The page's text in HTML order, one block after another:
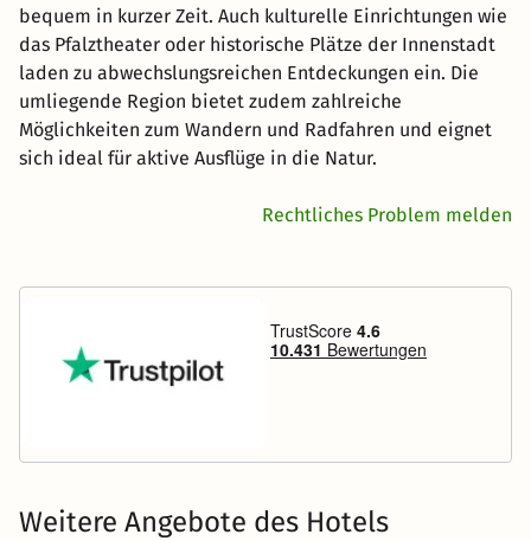
bequem in kurzer Zeit. Auch kulturelle Einrichtungen wie
das Pfalztheater oder historische Plätze der Innenstadt
laden zu abwechslungsreichen Entdeckungen ein. Die
umliegende Region bietet zudem zahlreiche
Möglichkeiten zum Wandern und Radfahren und eignet
sich ideal für aktive Ausflüge in die Natur.
Rechtliches Problem melden
Weitere Angebote des Hotels